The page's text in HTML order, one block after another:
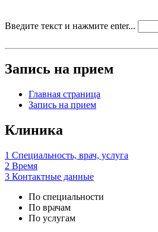
Введите текст и нажмите enter...
Запись на прием
Главная страница
Запись на прием
Клиника
1 Специальность, врач, услуга
2 Время
3 Контактные данные
По специальности
По врачам
По услугам